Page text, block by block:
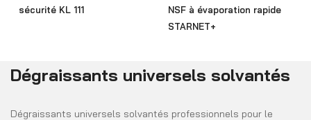
sécurité KL 111
NSF à évaporation rapide
STARNET+
Dégraissants universels solvantés
Dégraissants universels solvantés professionnels pour le